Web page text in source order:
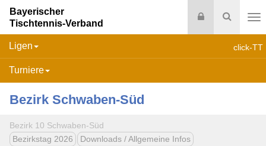
Suche
Login
Bayerischer
Tischtennis-Verband
click-TT
Ligen
Turniere
Bezirk Schwaben-Süd
Bezirk 10 Schwaben-Süd
Bezirkstag 2026
Downloads / Allgemeine Infos